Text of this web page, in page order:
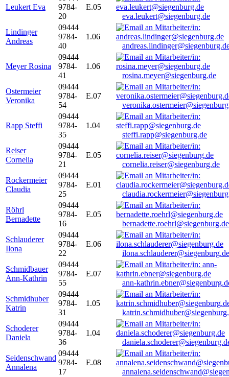
Leukert Eva
9784-
20
E.05
eva.leukert@siegenburg.de
Lindinger
Andreas
09444
9784-
40
1.06
Meyer Rosina
09444
9784-
41
1.06
rosina.meyer@siegenburg.de
Ostermeier
Veronika
09444
9784-
54
E.07
Rapp Steffi
09444
9784-
35
1.04
steffi.rapp@siegenburg.de
Reiser
Cornelia
09444
9784-
21
E.05
cornelia.reiser@siegenburg.de
Rockermeier
Claudia
09444
9784-
25
E.01
Röhrl
Bernadette
09444
9784-
16
E.05
bernadette.roehrl@siegenburg.de
Schlauderer
Ilona
09444
9784-
22
E.06
ilona.schlauderer@siegenburg.de
Schmidbauer
Ann-Kathrin
09444
9784-
55
E.07
ann-
Schmidhuber
Katrin
09444
9784-
31
1.05
Schoderer
Daniela
09444
9784-
36
1.04
Seidenschwand
Annalena
09444
9784-
17
E.08